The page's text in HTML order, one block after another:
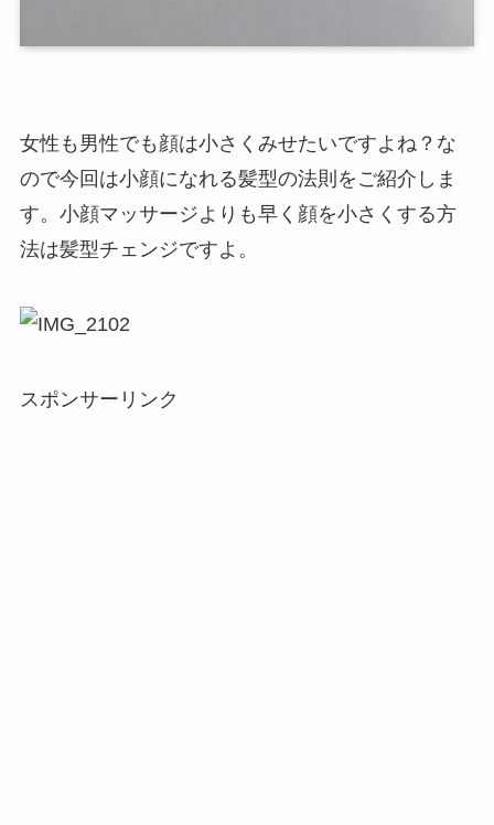
女性も男性でも顔は小さくみせたいですよね？な
ので今回は小顔になれる髪型の法則をご紹介しま
す。小顔マッサージよりも早く顔を小さくする方
法は髪型チェンジですよ。
スポンサーリンク